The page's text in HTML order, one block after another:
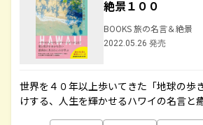
絶景１００
BOOKS 旅の名言＆絶景
2022.05.26 発売
世界を４０年以上歩いてきた「地球の歩
けする、人生を輝かせるハワイの名言と